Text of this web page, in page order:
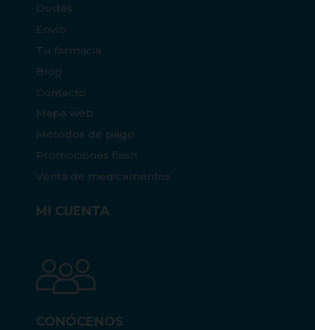
Dudas
Envío
Tu farmacia
Blog
Contacto
Mapa web
Métodos de pago
Promociones flash
Venta de medicamentos
MI CUENTA
CONÓCENOS